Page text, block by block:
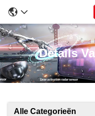
Details
Alle Categorieën